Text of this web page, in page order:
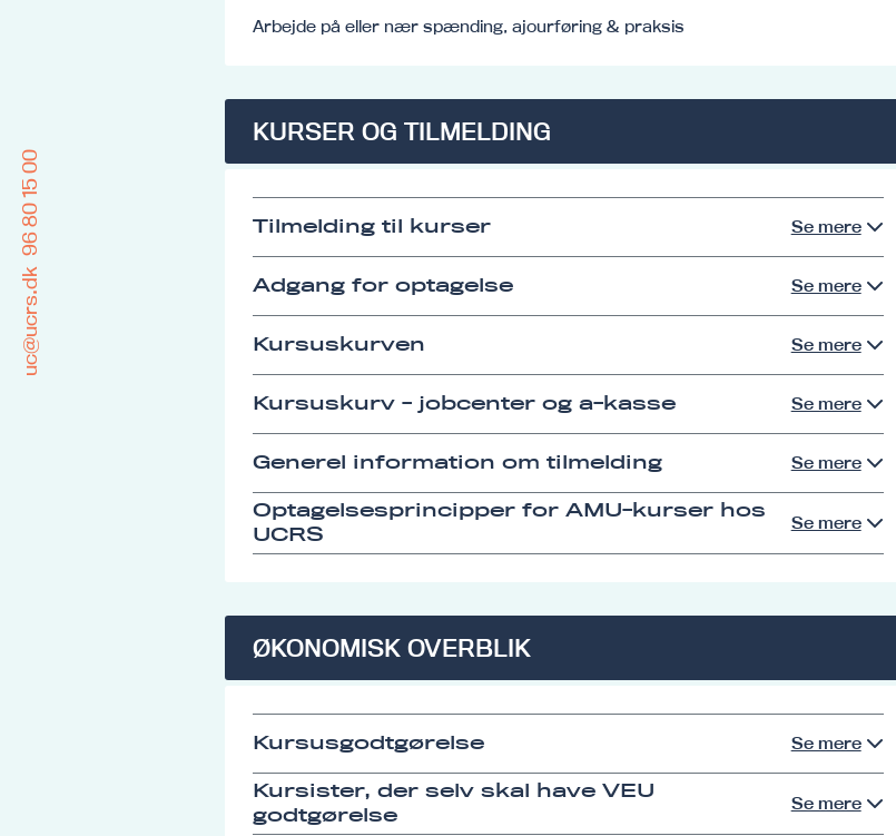
Arbejde på eller nær spænding, ajourføring & praksis
KURSER OG TILMELDING
Tilmelding til kurser Se mere
Adgang for optagelse Se mere
Kursuskurven Se mere
Kursuskurv - jobcenter og a-kasse Se mere
Generel information om tilmelding Se mere
Optagelsesprincipper for AMU-kurser hos
UCRS
Se mere
ØKONOMISK OVERBLIK
Kursusgodtgørelse Se mere
Kursister, der selv skal have VEU
godtgørelse
Se mere
uc@ucrs.dk
96 80 15 00